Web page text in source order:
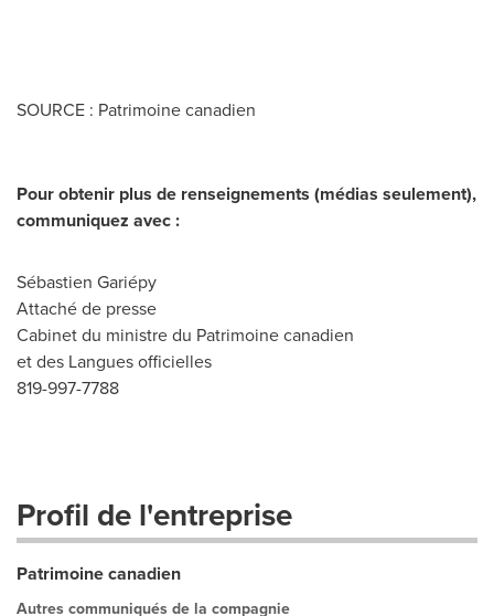
SOURCE : Patrimoine canadien
Pour obtenir plus de renseignements (médias seulement),
communiquez avec :
Sébastien Gariépy
Attaché de presse
Cabinet du ministre du Patrimoine canadien
et des Langues officielles
819-997-7788
Profil de l'entreprise
Patrimoine canadien
Autres communiqués de la compagnie